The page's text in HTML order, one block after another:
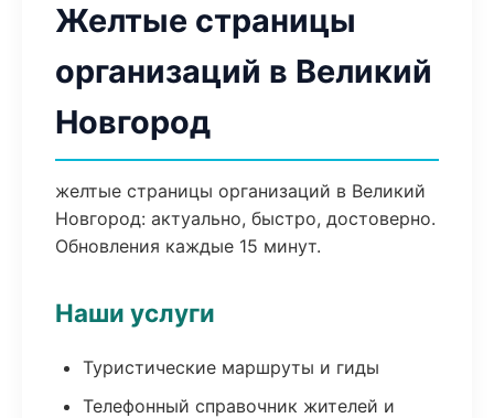
Желтые страницы
организаций в Великий
Новгород
желтые страницы организаций в Великий
Новгород: актуально, быстро, достоверно.
Обновления каждые 15 минут.
Наши услуги
Туристические маршруты и гиды
Телефонный справочник жителей и